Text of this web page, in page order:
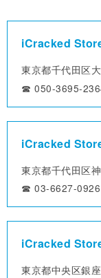
iCracked
東京都千代田区
☎︎ 050-3695-
iCracked
東京都千代田区
☎︎ 03-6627-0926
iCracked
東京都中央区銀